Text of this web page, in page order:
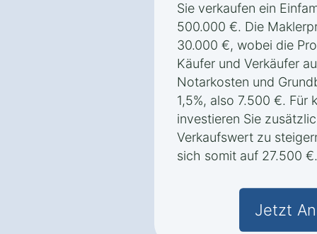
Sie verkaufen ein
500.000 €. Die
30.000 €, wobei die
Käufer und Verkäufer
Notarkosten und
1,5%, also 7.500 €. Für
investieren Sie
Verkaufswert zu
sich somit auf 27.500 €.
Jetzt